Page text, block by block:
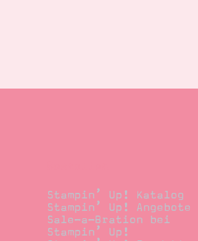
Stampin’ Up! Katalog
Stampin’ Up! Angebote
Sale-a-Bration bei
Stampin’ Up!